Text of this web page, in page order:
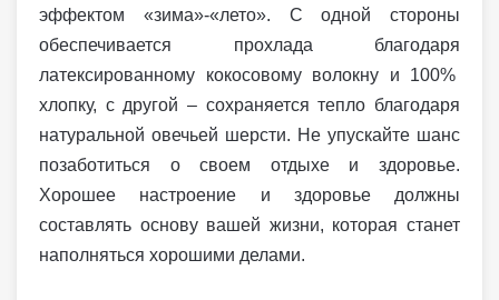
эффектом «зима»-«лето». С одной стороны
обеспечивается прохлада благодаря
латексированному кокосовому волокну и 100%
хлопку, с другой – сохраняется тепло благодаря
натуральной овечьей шерсти. Не упускайте шанс
позаботиться о своем отдыхе и здоровье.
Хорошее настроение и здоровье должны
составлять основу вашей жизни, которая станет
наполняться хорошими делами.